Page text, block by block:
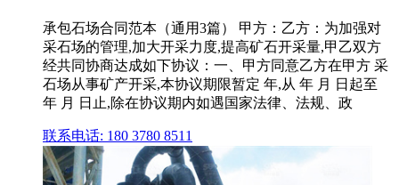
承包石场合同范本（通用3篇） 甲方：乙方：为加强对
采石场的管理,加大开采力度,提高矿石开采量,甲乙双方
经共同协商达成如下协议：一、甲方同意乙方在甲方 采
石场从事矿产开采,本协议期限暂定 年,从 年 月 日起至
年 月 日止,除在协议期内如遇国家法律、法规、政
联系电话: 180 3780 8511